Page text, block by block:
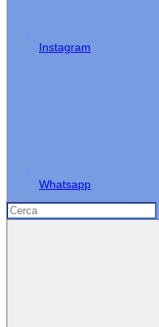
Instagram
Whatsapp